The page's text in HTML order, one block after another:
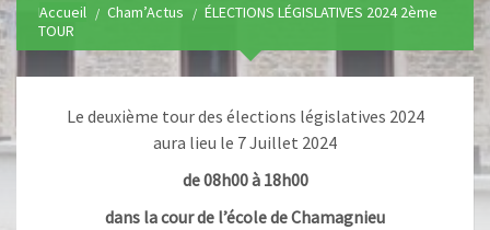
Home Cham’Actus
ÉLECTIONS LÉGISLATIVES 2024 2ème
TOUR
Le deuxième tour des élections législatives 2024
aura lieu le 7 Juillet 2024
de 08h00 à 18h00
dans la cour de l’école de Chamagnieu